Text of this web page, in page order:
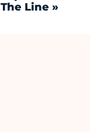
The Line »